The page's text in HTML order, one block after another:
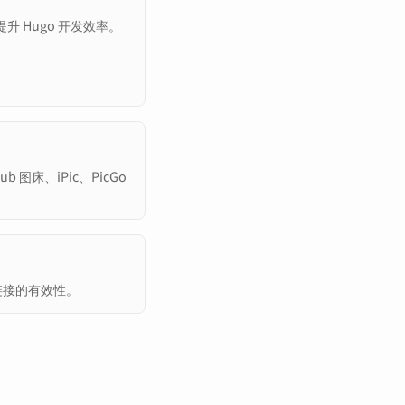
Hugo 开发效率。
图床、iPic、PicGo
的有效性。